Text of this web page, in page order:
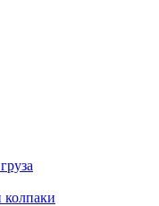
колпаки